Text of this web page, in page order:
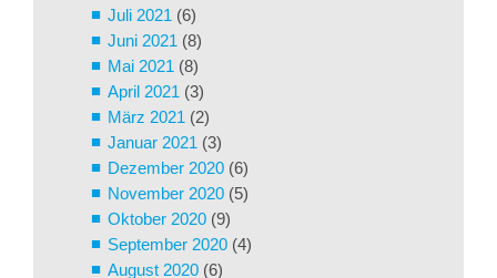
Juli 2021 (6)
Juni 2021 (8)
Mai 2021 (8)
April 2021 (3)
März 2021 (2)
Januar 2021 (3)
Dezember 2020 (6)
November 2020 (5)
Oktober 2020 (9)
September 2020 (4)
August 2020 (6)